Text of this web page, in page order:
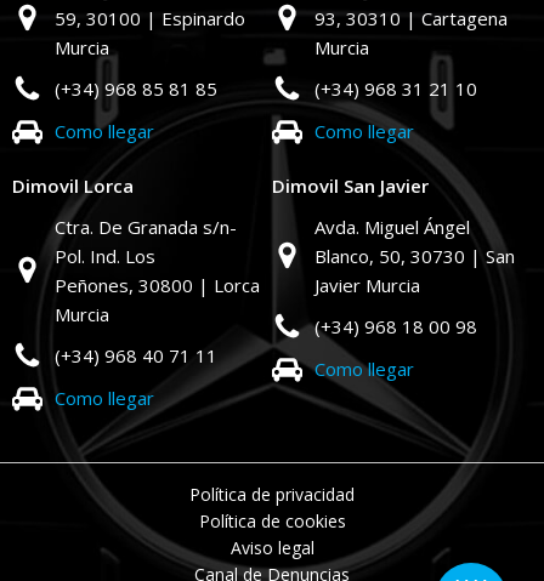
59, 30100 | Espinardo
Murcia
(+34) 968 85 81 85
Como llegar
93, 30310 | Cartagena
Murcia
(+34) 968 31 21 10
Como llegar
Dimovil Lorca
Ctra. De Granada s/n-
Pol. Ind. Los
Peñones, 30800 | Lorca
Murcia
(+34) 968 40 71 11
Como llegar
Dimovil San Javier
Avda. Miguel Ángel
Blanco, 50, 30730 | San
Javier Murcia
(+34) 968 18 00 98
Como llegar
Política de privacidad
Política de cookies
Aviso legal
Canal de Denuncias